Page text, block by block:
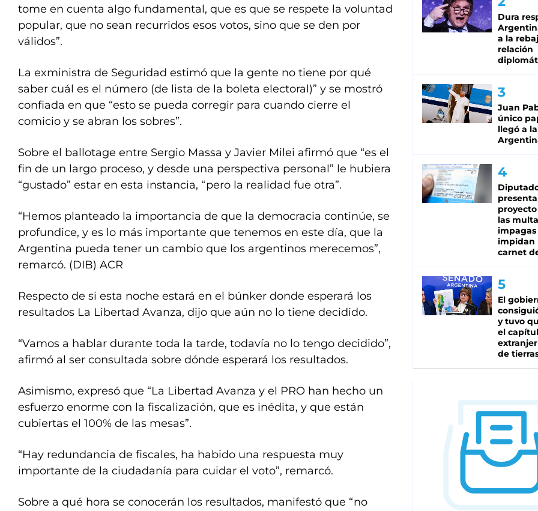
tome en cuenta algo fundamental, que es que se respete la voluntad
popular, que no sean recurridos esos votos, sino que se den por
válidos”.
La exministra de Seguridad estimó que la gente no tiene por qué
saber cuál es el número (de lista de la boleta electoral)” y se mostró
confiada en que “esto se pueda corregir para cuando cierre el
comicio y se abran los sobres”.
Sobre el ballotage entre Sergio Massa y Javier Milei afirmó que “es el
fin de un largo proceso, y desde una perspectiva personal” le hubiera
“gustado” estar en esta instancia, “pero la realidad fue otra”.
“Hemos planteado la importancia de que la democracia continúe, se
profundice, y es lo más importante que tenemos en este día, que la
Argentina pueda tener un cambio que los argentinos merecemos”,
remarcó. (DIB) ACR
Respecto de si esta noche estará en el búnker donde esperará los
resultados La Libertad Avanza, dijo que aún no lo tiene decidido.
“Vamos a hablar durante toda la tarde, todavía no lo tengo decidido”,
afirmó al ser consultada sobre dónde esperará los resultados.
Asimismo, expresó que “La Libertad Avanza y el PRO han hecho un
esfuerzo enorme con la fiscalización, que es inédita, y que están
cubiertas el 100% de las mesas”.
“Hay redundancia de fiscales, ha habido una respuesta muy
importante de la ciudadanía para cuidar el voto”, remarcó.
Sobre a qué hora se conocerán los resultados, manifestó que “no
Dura
a la
relación
Juan
único
llegó a la
las
impagas
impidan
carnet
El
y tuvo
el
de